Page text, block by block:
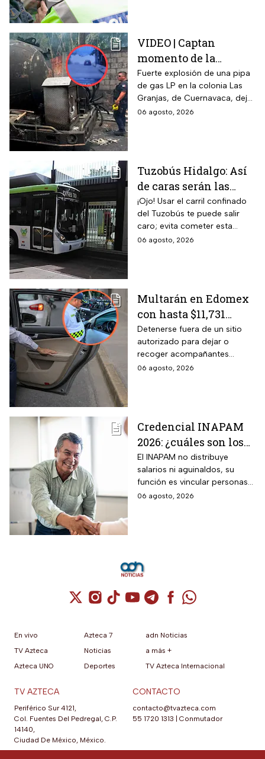
VIDEO | Captan
momento de la
explosión de pipa de
gas en Cuernavaca:
¡Imágenes sensibles!
Fuerte explosión de una pipa
de gas LP en la colonia Las
Granjas, de Cuernavaca, dejó
21 heridos y causó pánico
06 agosto, 2026
Tuzobús Hidalgo: Así
de caras serán las
MULTAS por invadir
el carril confinado a
partir de esta fecha
¡Ojo! Usar el carril confinado
del Tuzobús te puede salir
caro; evita cometer esta
infracción a partir de agosto.
06 agosto, 2026
Multarán en Edomex
con hasta $11,731
pesos a todos los
conductores que
realicen esta práctica
tan común para subir
Detenerse fuera de un sitio
autorizado para dejar o
recoger acompañantes
puede salir carísimo en
del Reglamento de Tránsito
estatal mexiquense.
06 agosto, 2026
Credencial INAPAM
2026: ¿cuáles son los
requisitos para
tramitarla gratis y
cómo acceder a un
empleo de $9,582 al
El INAPAM no distribuye
salarios ni aguinaldos, su
función es vincular personas
con ofertas laborales, quienes
06 agosto, 2026
Cuenta de X / Twitter (se abre en una
Cuenta de Instagram (se abre en una
Cuenta de TikTok (se abre en
Cuenta de YouTube (se abre
Cuenta de Telegram (se
Cuenta de
Cuenta de
En vivo
TV Azteca
Azteca UNO
Azteca 7
Noticias
Deportes
adn Noticias
a más +
TV Azteca Internacional
TV AZTECA
Periférico Sur 4121,
Col. Fuentes Del Pedregal, C.P.
14140,
Ciudad De México, México.
CONTACTO
contacto@tvazteca.com
55 1720 1313
Conmutador